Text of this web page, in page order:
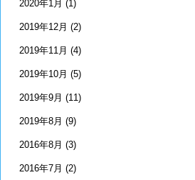
2020年1月 (1)
2019年12月 (2)
2019年11月 (4)
2019年10月 (5)
2019年9月 (11)
2019年8月 (9)
2016年8月 (3)
2016年7月 (2)